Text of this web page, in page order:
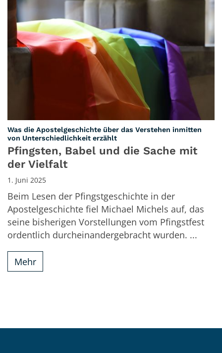
Was die Apostelgeschichte über das Verstehen inmitten
von Unterschiedlichkeit erzählt:
Pfingsten, Babel und die Sache mit
der Vielfalt
1. Juni 2025
Beim Lesen der Pfingstgeschichte in der
Apostelgeschichte fiel Michael Michels auf, das
seine bisherigen Vorstellungen vom Pfingstfest
ordentlich durcheinandergebracht wurden. ...
Mehr